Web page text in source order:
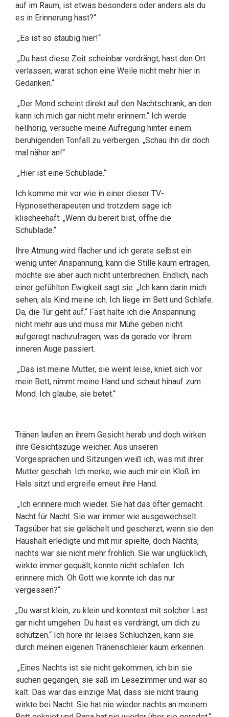
auf im Raum, ist etwas besonders oder anders als du
es in Erinnerung hast?“
„Es ist so staubig hier!“
„Du hast diese Zeit scheinbar verdrängt, hast den Ort
verlassen, warst schon eine Weile nicht mehr hier in
Gedanken.“
„Der Mond scheint direkt auf den Nachtschrank, an den
kann ich mich gar nicht mehr erinnern.“ Ich werde
hellhörig, versuche meine Aufregung hinter einem
beruhigenden Tonfall zu verbergen. „Schau ihn dir doch
mal näher an!“
„Hier ist eine Schublade.“
Ich komme mir vor wie in einer dieser TV-
Hypnosetherapeuten und trotzdem sage ich
klischeehaft: „Wenn du bereit bist, öffne die
Schublade.“
Ihre Atmung wird flacher und ich gerate selbst ein
wenig unter Anspannung, kann die Stille kaum ertragen,
möchte sie aber auch nicht unterbrechen. Endlich, nach
einer gefühlten Ewigkeit sagt sie: „Ich kann darin mich
sehen, als Kind meine ich. Ich liege im Bett und Schlafe.
Da, die Tür geht auf.“ Fast halte ich die Anspannung
nicht mehr aus und muss mir Mühe geben nicht
aufgeregt nachzufragen, was da gerade vor ihrem
inneren Auge passiert.
„Das ist meine Mutter, sie weint leise, kniet sich vor
mein Bett, nimmt meine Hand und schaut hinauf zum
Mond. Ich glaube, sie betet.“
Tränen laufen an ihrem Gesicht herab und doch wirken
ihre Gesichtszüge weicher. Aus unseren
Vorgesprächen und Sitzungen weiß ich, was mit ihrer
Mutter geschah. Ich merke, wie auch mir ein Kloß im
Hals sitzt und ergreife erneut ihre Hand.
„Ich erinnere mich wieder. Sie hat das öfter gemacht.
Nacht für Nacht. Sie war immer wie ausgewechselt.
Tagsüber hat sie gelächelt und gescherzt, wenn sie den
Haushalt erledigte und mit mir spielte, doch Nachts,
nachts war sie nicht mehr fröhlich. Sie war unglücklich,
wirkte immer gequält, konnte nicht schlafen. Ich
erinnere mich. Oh Gott wie konnte ich das nur
vergessen?“
„Du warst klein, zu klein und konntest mit solcher Last
gar nicht umgehen. Du hast es verdrängt, um dich zu
schützen.“ Ich höre ihr leises Schluchzen, kann sie
durch meinen eigenen Tränenschleier kaum erkennen.
„Eines Nachts ist sie nicht gekommen, ich bin sie
suchen gegangen, sie saß im Lesezimmer und war so
kalt. Das war das einzige Mal, dass sie nicht traurig
wirkte bei Nacht. Sie hat nie wieder nachts an meinem